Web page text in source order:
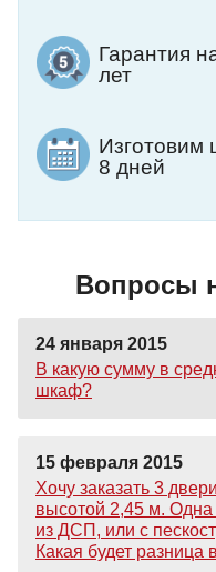
Гарантия
лет
Изготовим
8 дней
Вопросы
24 января 2015
В какую сумму в
шкаф?
15 февраля 2015
Хочу заказать 3
высотой 2,45 м. Одна
из ДСП, или с
Какая будет разница